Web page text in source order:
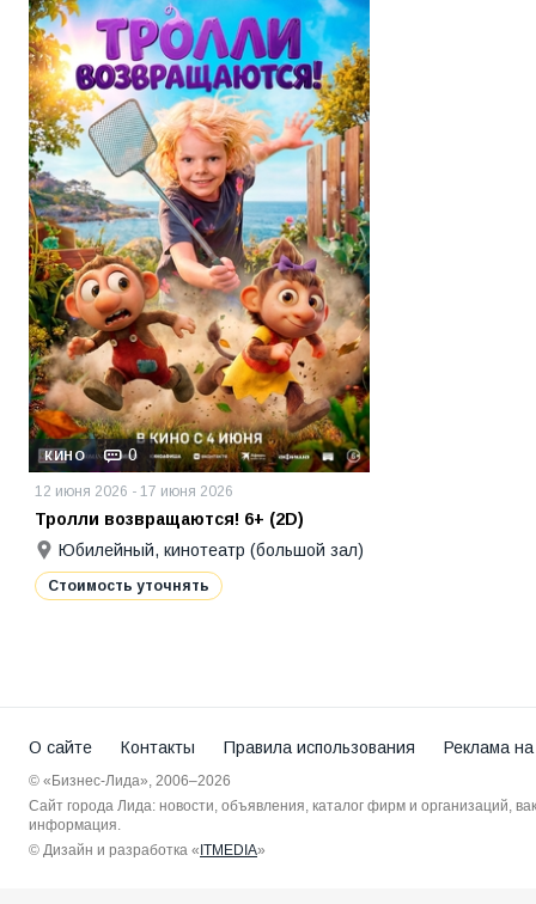
КИНО 0
12 июня 2026 - 17 июня 2026
Тролли возвращаются! 6+ (2D)
Юбилейный, кинотеатр (большой зал)
Стоимость уточнять
О сайте Контакты Правила использования Реклама
© «Бизнес-Лида», 2006–2026
Сайт города Лида: новости, объявления, каталог фирм и организаций,
информация.
© Дизайн и разработка « ITMEDIA»